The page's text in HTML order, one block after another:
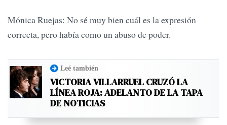
Mónica Ruejas: No sé muy bien cuál es la expresión
correcta, pero había como un abuso de poder.
Leé también
VICTORIA VILLARRUEL CRUZÓ LA
LÍNEA ROJA: ADELANTO DE LA TAPA
DE NOTICIAS